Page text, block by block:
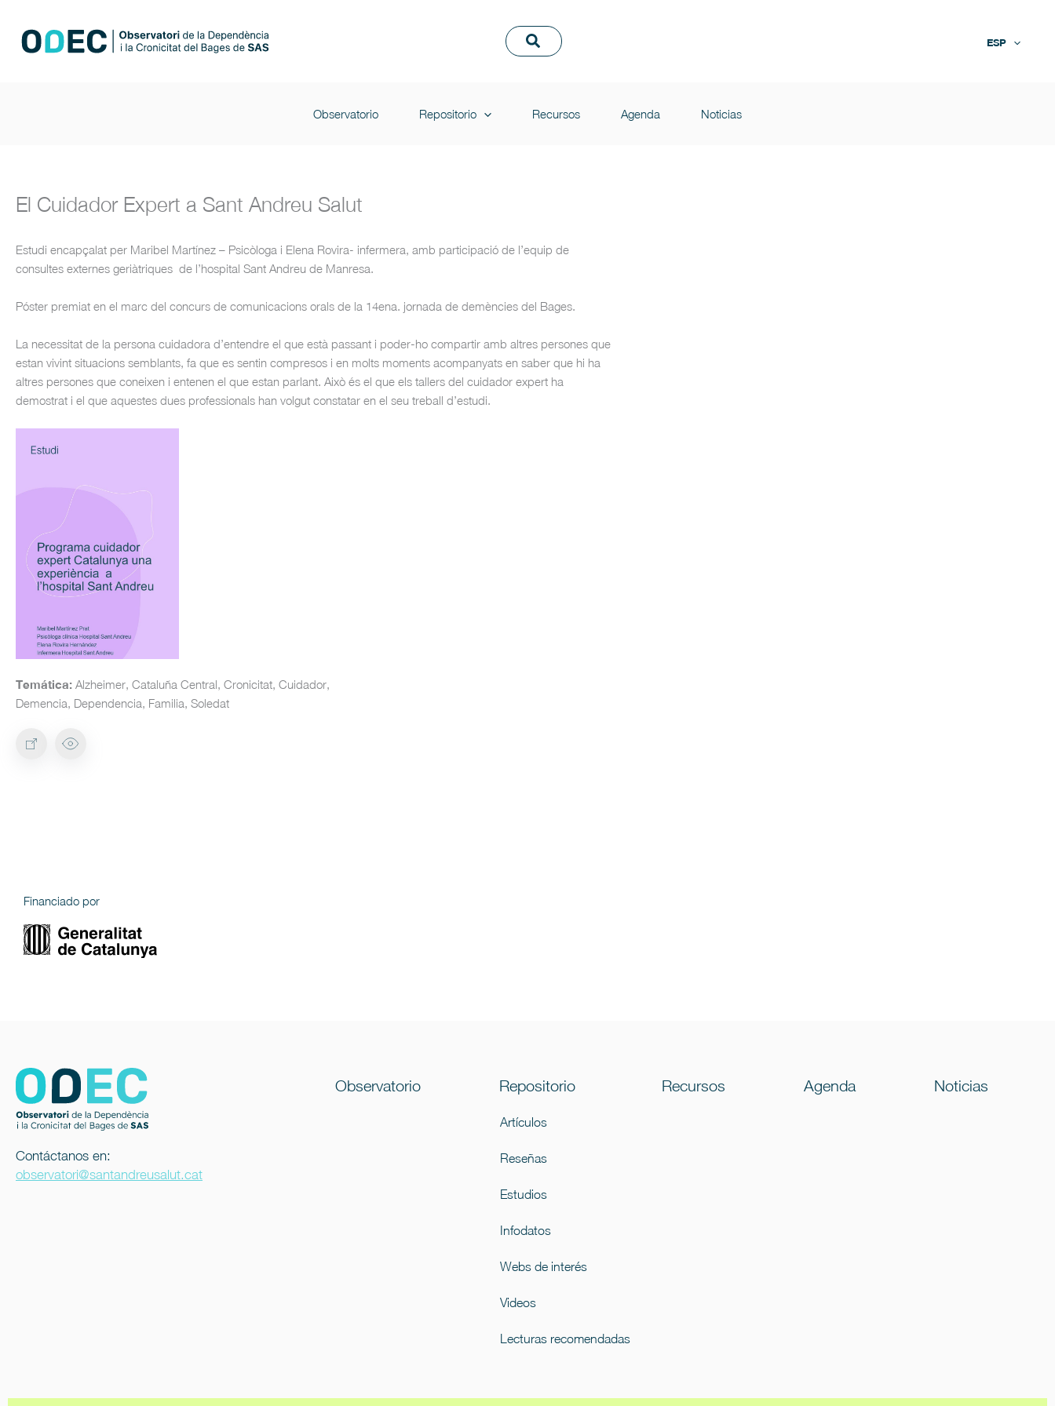
contenido
ESP
Observatorio Repositorio Recursos Agenda Noticias
El Cuidador Expert a Sant Andreu Salut
Estudi encapçalat per Maribel Martínez – Psicòloga i Elena Rovira- infermera, amb participació de l’equip de
consultes externes geriàtriques de l’hospital Sant Andreu de Manresa.
Póster premiat en el marc del concurs de comunicacions orals de la 14ena. jornada de demències del Bages.
La necessitat de la persona cuidadora d’entendre el que està passant i poder-ho compartir amb altres persones que
estan vivint situacions semblants, fa que es sentin compresos i en molts moments acompanyats en saber que hi ha
altres persones que coneixen i entenen el que estan parlant. Això és el que els tallers del cuidador expert ha
demostrat i el que aquestes dues professionals han volgut constatar en el seu treball d’estudi.
Temática: Alzheimer, Cataluña Central, Cronicitat, Cuidador,
Demencia, Dependencia, Familia, Soledat
Financiado por
Contáctanos en:
observatori@santandreusalut.cat
Observatorio Repositorio
Artículos
Reseñas
Estudios
Infodatos
Webs de interés
Videos
Lecturas recomendadas
Recursos Agenda Noticias